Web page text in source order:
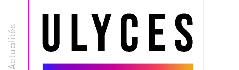
Actualités